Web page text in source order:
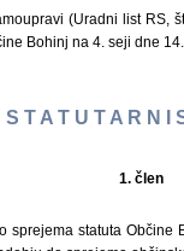
(Uradni list RS,
Bohinj na 4. seji dne
S T A T U T A R N I
1. člen
sprejema statuta